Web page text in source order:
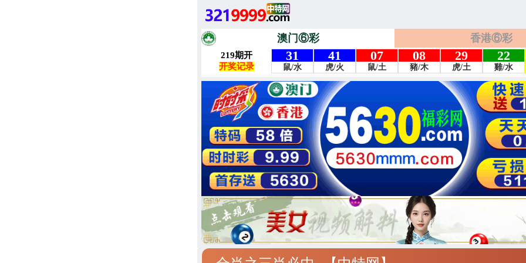
澳门⑥彩 香港⑥彩